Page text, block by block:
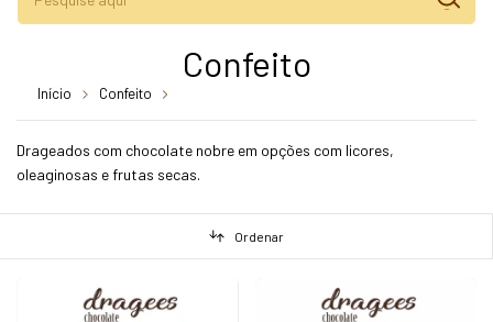
Confeito
Início Confeito
Drageados com chocolate nobre em opções com licores,
oleaginosas e frutas secas.
Ordenar